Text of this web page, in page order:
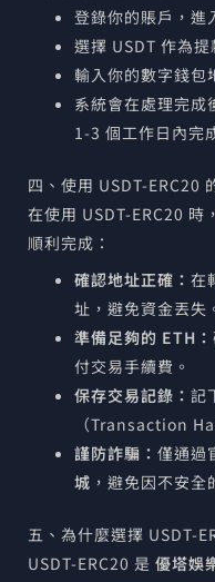
登錄你的賬戶，進
選擇 USDT 作為提
輸入你的數字錢包
系統會在處理完成
1-3 個工作日內完
四、使用 USDT-ERC20
在使用 USDT-ERC20 時
順利完成：
確認地址正確： 在
址，避免資金丟失
準備足夠的 ETH：
付交易手續費。
保存交易記錄： 記
（Transaction
謹防詐騙： 僅通過
城 ，避免因不安全
五、為什麼選擇 USDT-
USDT-ERC20 是 優塔娛